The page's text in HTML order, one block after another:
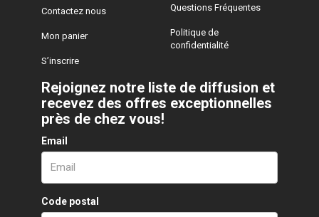
Contactez nous
Mon panier
S’inscrire
Questions Fréquentes
Politique de
confidentialité
Rejoignez notre liste de diffusion et
recevez des offres exceptionnelles
près de chez vous!
Email
Code postal